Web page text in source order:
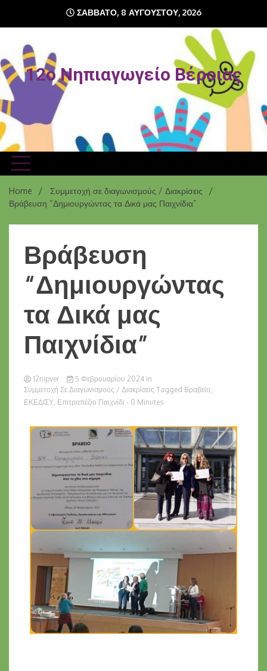
ΣΆΒΒΑΤΟ, 8 ΑΥΓΟΎΣΤΟΥ, 2026
12o Νηπιαγωγείο Βέροιας
Home
Συμμετοχή σε διαγωνισμούς / Διακρίσεις
Βράβευση “Δημιουργώντας τα Δικά μας Παιχνίδια”
Βράβευση
“Δημιουργώντας
τα Δικά μας
Παιχνίδια”
12nipver 5 Φεβρουαρίου 2024 in
Συμμετοχή Σε Διαγωνισμούς / Διακρίσεις Tagged Βραβείο,
ΕΚΕΔΙΣΥ, Επιτραπέζιο Παιχνίδι - 0 Minutes